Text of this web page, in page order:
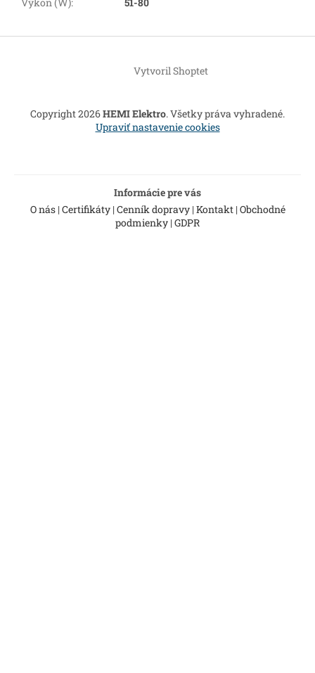
Vytvoril Shoptet
Copyright 2026HEMI Elektro. Všetky práva vyhradené.
Upraviť nastavenie cookies
Informácie pre vás
O nás| Certifikáty| Cenník dopravy| Kontakt| Obchodné
podmienky | GDPR